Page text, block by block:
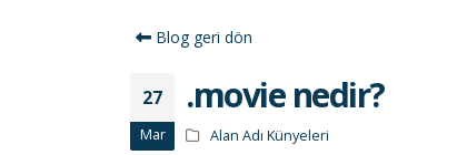
Blog geri dön
27
Mar
.movie nedir?
Alan Adı Künyeleri